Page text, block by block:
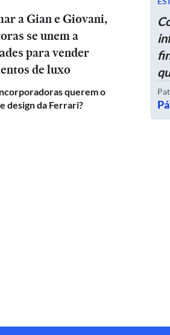
a Gian e Giovani,
se unem a
para vender
de luxo
querem o
design da Ferrari?